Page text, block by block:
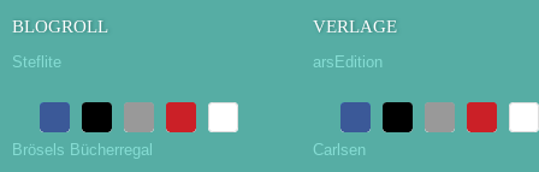
BLOGROLL
Steflite
Brösels Bücherregal
VERLAGE
arsEdition
Carlsen